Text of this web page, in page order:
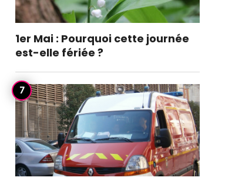
1er Mai : Pourquoi cette journée
est-elle fériée ?